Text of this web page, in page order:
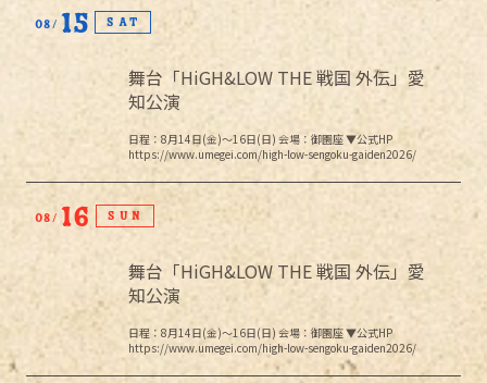
08 15 SAT
舞台「HiGH&LOW THE 戦国 外伝」愛
知公演
日程：8月14日(金)～16日(日) 会場：御園座 ▼公式HP
https://www.umegei.com/high-low-sengoku-gaiden2026/
08 16 SUN
舞台「HiGH&LOW THE 戦国 外伝」愛
知公演
日程：8月14日(金)～16日(日) 会場：御園座 ▼公式HP
https://www.umegei.com/high-low-sengoku-gaiden2026/